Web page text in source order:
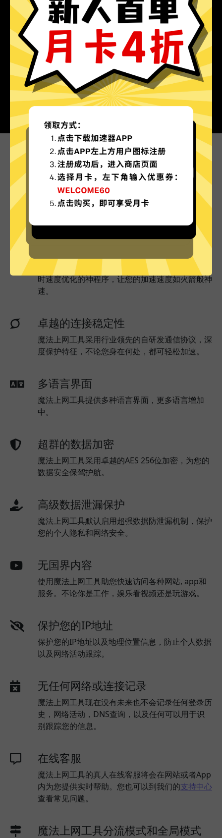
为什么选择魔法上网工具?
更多服务器地区选择
魔法上网工具现已拥有超多加速服务器节点，并且
魔法上网工具已为所有魔法上网工具服务器部署实
时速度优化的神程序，让您的加速速度如火箭般神
速。
卓越的连接稳定性
魔法上网工具采用行业领先的自研发通信协议，深
度保护特征，不论您身在何处，都可轻松加速。
多语言界面
魔法上网工具提供多种语言界面，更多语言增加
中。
超群的数据加密
魔法上网工具采用卓越的AES 256位加密，为您的
数据安全保驾护航。
高级数据泄漏保护
魔法上网工具默认启用超强数据防泄漏机制，保护
您的个人隐私和网络安全。
无国界内容
使用魔法上网工具助您快速访问各种网站, app和
服务。不论你是工作，娱乐看视频还是玩游戏。
保护您的IP地址
保护您的IP地址以及地理位置信息，防止个人数据
以及网络活动跟踪。
无任何网络或连接记录
魔法上网工具现在没有未来也不会记录任何登录历
史，网络活动，DNS查询，以及任何可以用于识
别跟踪您的信息。
在线客服
魔法上网工具的真人在线客服将会在网站或者App
内为您提供实时帮助。您也可以到我们的支持中心
查看常见问题。
魔法上网工具分流模式和全局模式